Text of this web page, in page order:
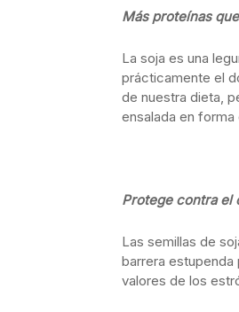
Más proteínas
La soja es una
prácticamente el
de nuestra dieta,
ensalada en
Protege contra el
Las semillas de
barrera
valores de los